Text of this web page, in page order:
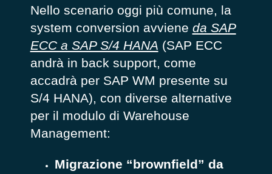
Nello scenario oggi più comune, la
system conversion avviene da SAP
ECC a SAP S/4 HANA (SAP ECC
andrà in back support, come
accadrà per SAP WM presente su
S/4 HANA), con diverse alternative
per il modulo di Warehouse
Management:
Migrazione “brownfield” da